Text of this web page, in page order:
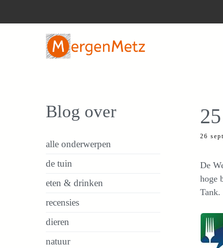
26
De
hoge
Tank.
Blog over
alle onderwerpen
de tuin
eten & drinken
recensies
dieren
natuur